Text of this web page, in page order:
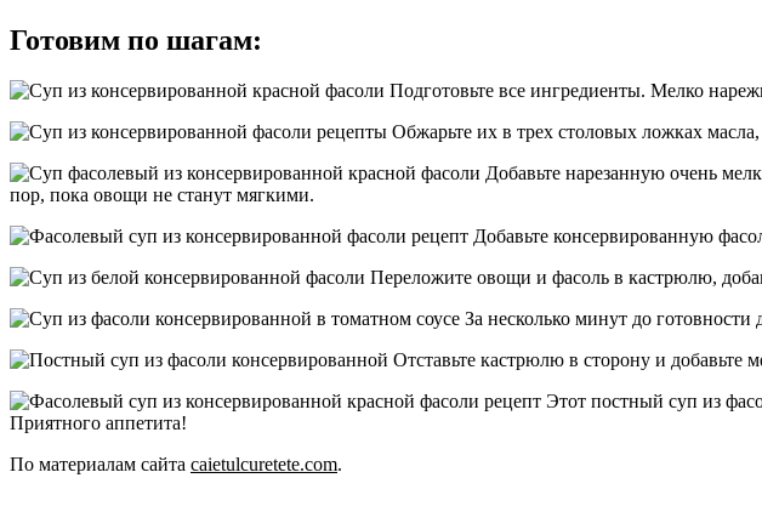
Готовим по шагам:
Подготовьте все ингредиенты. Мелко
Обжарьте их в трех столовых ложках масла,
Добавьте нарезанную очень
пор, пока овощи не станут мягкими.
Добавьте консервированную
Переложите овощи и фасоль в кастрюлю,
За несколько минут до готовности
Отставьте кастрюлю в сторону и добавьте
Этот постный суп из
Приятного аппетита!
По материалам сайта caietulcuretete.com.